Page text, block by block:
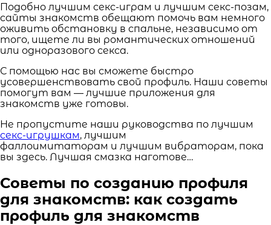
Подобно лучшим секс-играм и лучшим секс-позам,
сайты знакомств обещают помочь вам немного
оживить обстановку в спальне, независимо от
того, ищете ли вы романтических отношений
или одноразового секса.
С помощью нас вы сможете быстро
усовершенствовать свой профиль. Наши советы
помогут вам — лучшие приложения для
знакомств уже готовы.
Не пропустите наши руководства по лучшим
секс-игрушкам, лучшим
фаллоимитаторам и лучшим вибраторам, пока
вы здесь. Лучшая смазка наготове…
Советы по созданию профиля
для знакомств: как создать
профиль для знакомств